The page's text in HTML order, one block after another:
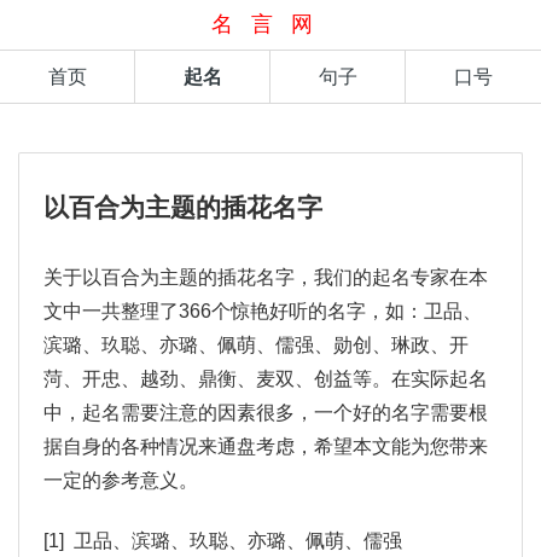
名言网
首页 起名 句子 口号
以百合为主题的插花名字
关于以百合为主题的插花名字，我们的起名专家在本
文中一共整理了366个惊艳好听的名字，如：卫品、
滨璐、玖聪、亦璐、佩萌、儒强、勋创、琳政、开
菏、开忠、越劲、鼎衡、麦双、创益等。在实际起名
中，起名需要注意的因素很多，一个好的名字需要根
据自身的各种情况来通盘考虑，希望本文能为您带来
一定的参考意义。
[1] 卫品、滨璐、玖聪、亦璐、佩萌、儒强